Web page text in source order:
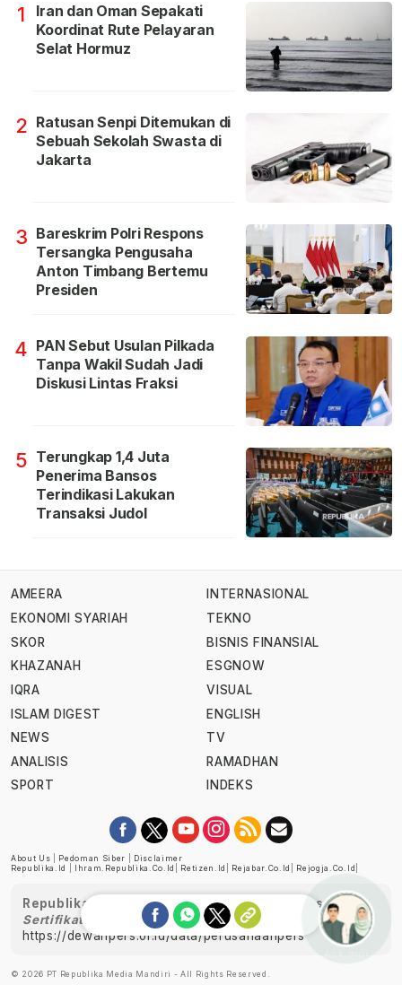
1
Iran dan Oman Sepakati
Koordinat Rute Pelayaran
Selat Hormuz
2 Ratusan Senpi Ditemukan di
Sebuah Sekolah Swasta di
Jakarta
3 Bareskrim Polri Respons
Tersangka Pengusaha
Anton Timbang Bertemu
Presiden
4 PAN Sebut Usulan Pilkada
Tanpa Wakil Sudah Jadi
Diskusi Lintas Fraksi
5 Terungkap 1,4 Juta
Penerima Bansos
Terindikasi Lakukan
Transaksi Judol
AMEERA
EKONOMI SYARIAH
SKOR
KHAZANAH
IQRA
ISLAM DIGEST
NEWS
ANALISIS
SPORT
INTERNASIONAL
TEKNO
BISNIS FINANSIAL
ESGNOW
VISUAL
ENGLISH
TV
RAMADHAN
INDEKS
About Us Pedoman Siber
Disclaimer
Republika.id
Ihram.republika.co.id Retizen.id Rejabar.co.id Rejogja.co.id
Republika telah diverifikasi oleh Dewan Pers
Sertifikat Nomor 1058/DP-Verifikasi/K/XII/2022
https://dewanpers.or.id/data/perusahaanpers
© 2026 PT Republika Media Mandiri - All Rights Reserved.